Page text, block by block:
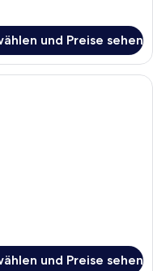
und Preise sehen
mit einem
und Preise sehen